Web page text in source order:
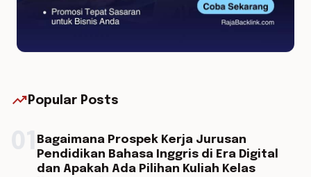
trending_up Popular Posts
Bagaimana Prospek Kerja Jurusan
Pendidikan Bahasa Inggris di Era Digital
dan Apakah Ada Pilihan Kuliah Kelas